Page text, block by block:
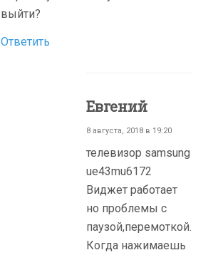
выйти?
Ответить
Евгений
8 августа, 2018 в 19:20
телевизор samsung
ue43mu6172
Виджет работает
но проблемы с
паузой,перемоткой.
Когда нажимаешь